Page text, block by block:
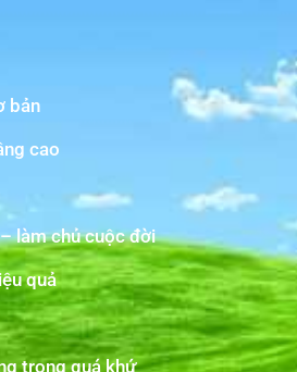
bản
cao
làm chủ cuộc đời
quả
trong quá khứ